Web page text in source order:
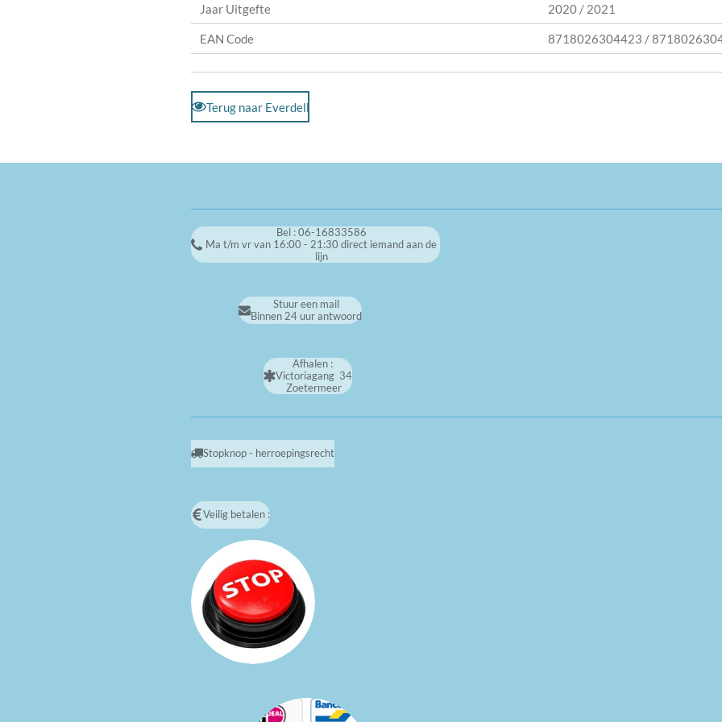
Jaar Uitgefte 2020 / 2021
EAN Code 8718026304423 /
Terug naar Everdell
Bel : 06-16833586
Ma t/m vr van 16:00 - 21:30 direct iemand aan de
lijn
Stuur een mail
Binnen 24 uur antwoord
Afhalen :
Victoriagang 34
Zoetermeer
Stopknop - herroepingsrecht
Veilig betalen :